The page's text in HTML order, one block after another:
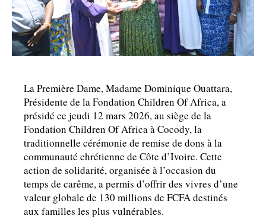
La Première Dame, Madame Dominique Ouattara,
Présidente de la Fondation Children Of Africa, a
présidé ce jeudi 12 mars 2026, au siège de la
Fondation Children Of Africa à Cocody, la
traditionnelle cérémonie de remise de dons à la
communauté chrétienne de Côte d’Ivoire. Cette
action de solidarité, organisée à l’occasion du
temps de carême, a permis d’offrir des vivres d’une
valeur globale de 130 millions de FCFA destinés
aux familles les plus vulnérables.